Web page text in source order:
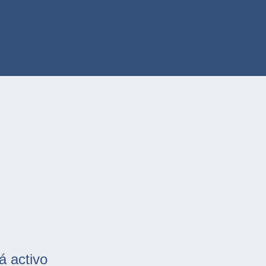
activo